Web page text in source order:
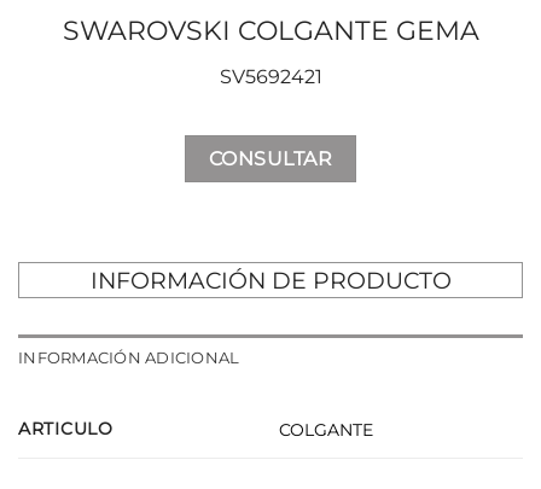
SWAROVSKI COLGANTE GEMA
SV5692421
CONSULTAR
INFORMACIÓN DE PRODUCTO
INFORMACIÓN ADICIONAL
ARTICULO COLGANTE